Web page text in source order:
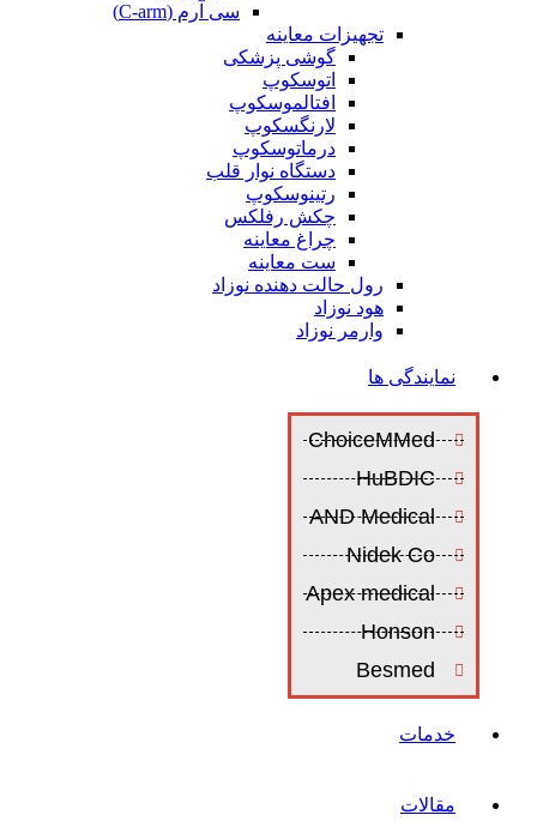
سی آرم (C-arm)
تجهیزات معاینه
گوشی پزشکی
اتوسکوپ
افتالموسکوپ
لارنگسکوپ
درماتوسکوپ
دستگاه نوار قلب
رتینوسکوپ
چکش رفلکس
چراغ معاینه
ست معاینه
رول حالت دهنده نوزاد
هود نوزاد
وارمر نوزاد
نمایندگی ها
ChoiceMMed
HuBDIC
AND Medical
Nidek Co
Apex medical
Honson
Besmed
خدمات
مقالات